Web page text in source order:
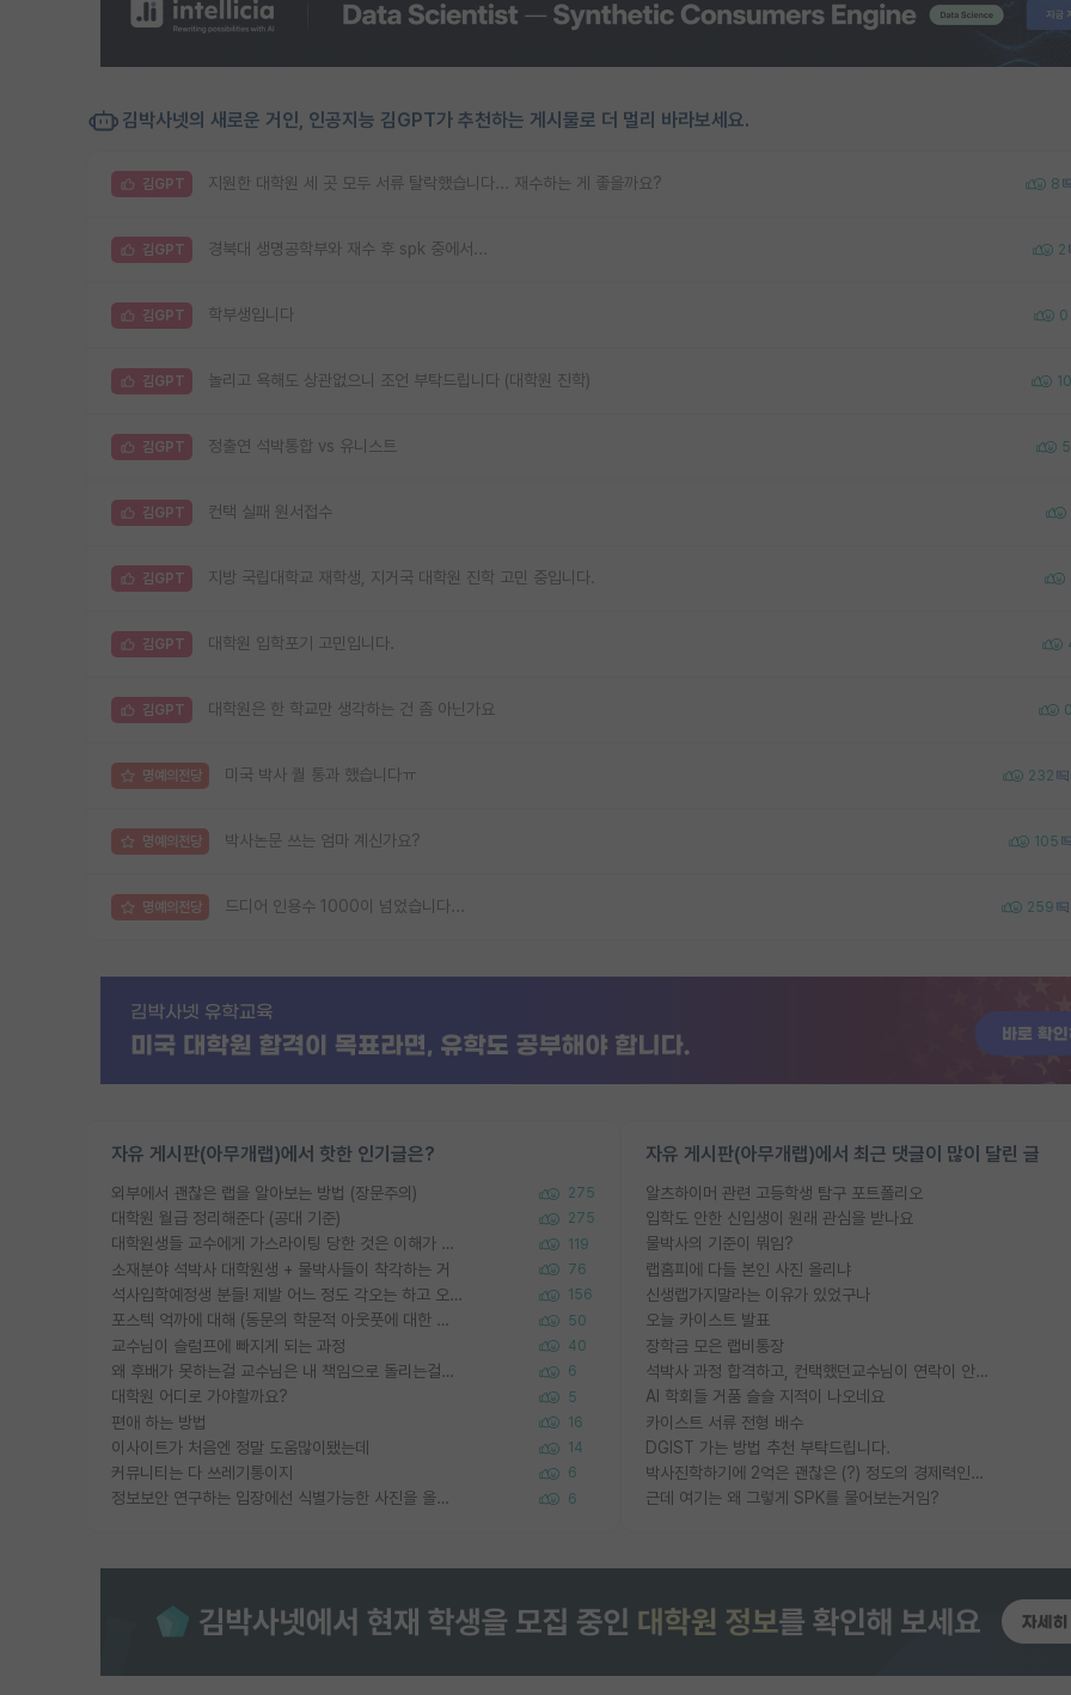
김박사넷의 새로운 거인, 인공지능 김GPT가 추천하는 게시물로 더 멀리 바라보세요.
김GPT 지원한 대학원 세 곳 모두 서류 탈락했습니다... 재수하는 게 좋을까요? 8
김GPT 경북대 생명공학부와 재수 후 spk 중에서... 2
김GPT 학부생입니다 0
김GPT 놀리고 욕해도 상관없으니 조언 부탁드립니다 (대학원 진학) 10
김GPT 정출연 석박통합 vs 유니스트 5
김GPT 컨택 실패 원서접수
김GPT 지방 국립대학교 재학생, 지거국 대학원 진학 고민 중입니다.
김GPT 대학원 입학포기 고민입니다.
김GPT 대학원은 한 학교만 생각하는 건 좀 아닌가요
명예의전당 미국 박사 퀄 통과 했습니다ㅠ 232
명예의전당 박사논문 쓰는 엄마 계신가요? 105
명예의전당 드디어 인용수 1000이 넘었습니다... 259
자유 게시판(아무개랩)에서 핫한 인기글은?
외부에서 괜찮은 랩을 알아보는 방법 (장문주의) 275
대학원 월급 정리해준다 (공대 기준) 275
대학원생들 교수에게 가스라이팅 당한 것은 이해가 갑니다. 안타깝네요. 119
소재분야 석박사 대학원생 + 물박사들이 착각하는 거 76
석사입학예정생 분들! 제발 어느 정도 각오는 하고 오세요. 156
포스텍 억까에 대해 (동문의 학문적 아웃풋에 대한 반박) 50
교수님이 슬럼프에 빠지게 되는 과정 40
왜 후배가 못하는걸 교수님은 내 책임으로 돌리는걸까요? 6
대학원 어디로 가야할까요? 5
편애 하는 방법 16
이사이트가 처음엔 정말 도움많이됐는데 14
커뮤니티는 다 쓰레기통이지 6
정보보안 연구하는 입장에선 식별가능한 사진을 올리는건 비추이긴함 6
자유 게시판(아무개랩)에서 최근 댓글이 많이 달린 글
알츠하이머 관련 고등학생 탐구 포트폴리오
입학도 안한 신입생이 원래 관심을 받나요
물박사의 기준이 뭐임?
랩홈피에 다들 본인 사진 올리냐
신생랩가지말라는 이유가 있었구나
오늘 카이스트 발표
장학금 모은 랩비통장
석박사 과정 합격하고, 컨택했던교수님이 연락이 안됩니다...
AI 학회들 거품 슬슬 지적이 나오네요
카이스트 서류 전형 배수
DGIST 가는 방법 추천 부탁드립니다.
박사진학하기에 2억은 괜찮은 (?) 정도의 경제력인가요
근데 여기는 왜 그렇게 SPK를 물어보는거임?